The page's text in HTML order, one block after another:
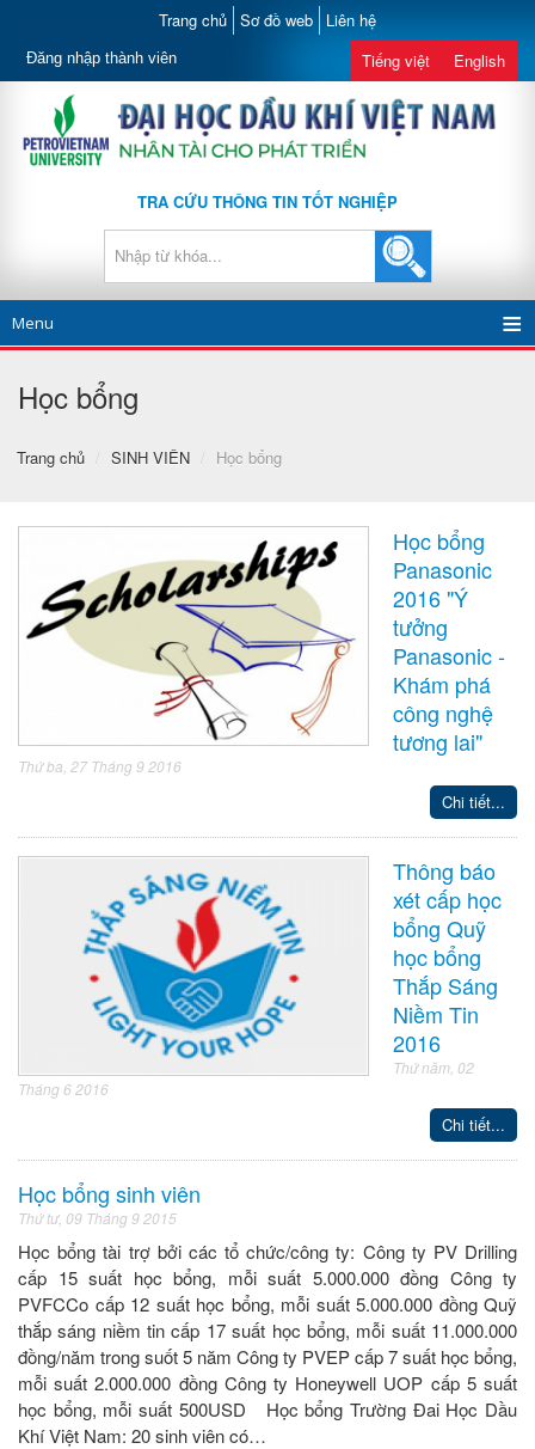
Trang chủ Sơ đồ web Liên hệ
Đăng nhập thành viên Tiếng việt English
TRA CỨU THÔNG TIN TỐT NGHIỆP
Menu
Học bổng
Trang chủ / SINH VIÊN / Học bổng
Học bổng
Panasonic
2016 "Ý
tưởng
Panasonic -
Khám phá
công nghệ
tương lai"
Thứ ba, 27 Tháng 9 2016
Chi tiết...
Thông báo
xét cấp học
bổng Quỹ
học bổng
Thắp Sáng
Niềm Tin
2016
Thứ năm, 02
Tháng 6 2016
Chi tiết...
Học bổng sinh viên
Thứ tư, 09 Tháng 9 2015
Học bổng tài trợ bởi các tổ chức/công ty: Công ty PV Drilling
cấp 15 suất học bổng, mỗi suất 5.000.000 đồng Công ty
PVFCCo cấp 12 suất học bổng, mỗi suất 5.000.000 đồng Quỹ
thắp sáng niềm tin cấp 17 suất học bổng, mỗi suất 11.000.000
đồng/năm trong suốt 5 năm Công ty PVEP cấp 7 suất học bổng,
mỗi suất 2.000.000 đồng Công ty Honeywell UOP cấp 5 suất
học bổng, mỗi suất 500USD Học bổng Trường Đai Học Dầu
Khí Việt Nam: 20 sinh viên có…